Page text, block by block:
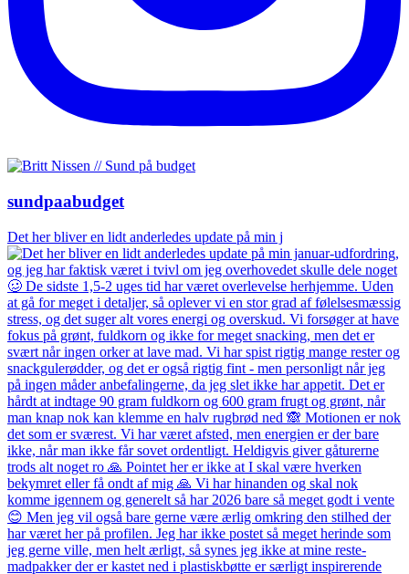
sundpaabudget
Det her bliver en lidt anderledes update på min j